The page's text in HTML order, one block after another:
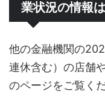
業状況の情報
他の金融機関の
連休含む）の店舗
のページをご覧くだ